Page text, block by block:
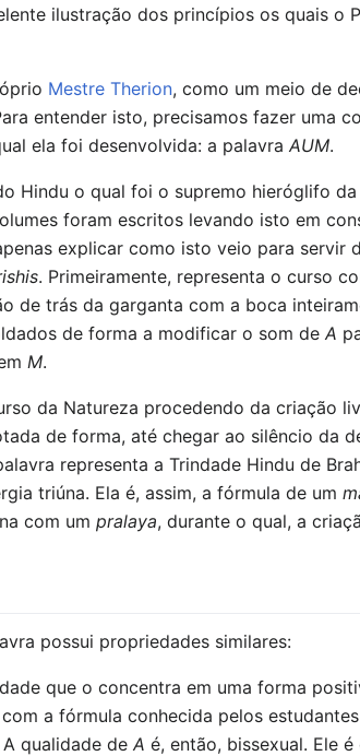
ilustração dos princípios os quais o
Mestre Therion, como um meio de
entender isto, precisamos fazer uma
ela foi desenvolvida: a palavraAUM.
Hindu o qual foi o supremo hieróglifo
foram escritos levando isto em
explicar como isto veio para servir
. Primeiramente, representa o curso
de trás da garganta com a boca
de forma a modificar o som deA
M.
da Natureza procedendo da criação
de forma, até chegar ao silêncio da
representa a Trindade Hindu de
triúna. Ela é, assim, a fórmula de um
com umpralaya, durante o qual, a
possui propriedades similares:
que o concentra em uma forma
a fórmula conhecida pelos
A qualidade deA é, então, bissexual. Ele